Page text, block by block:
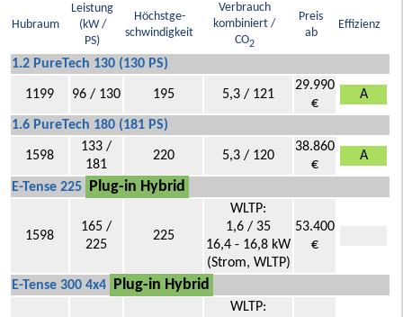
Hubraum
Leistung
(kW /
PS)
Höchstge-
schwindigkeit
Verbrauch
kombiniert /
CO2
Preis
ab
Effizienz
1.2 PureTech 130 (130 PS)
1199 96 / 130 195 5,3 / 121
29.990
€
A
1.6 PureTech 180 (181 PS)
1598
133 /
181
220 5,3 / 120
38.860
€
A
E-Tense 225 Plug-in Hybrid
1598
165 /
225
225
WLTP:
1,6 / 35
16,4 - 16,8 kW
(Strom, WLTP)
53.400
€
E-Tense 300 4x4 Plug-in Hybrid
WLTP: